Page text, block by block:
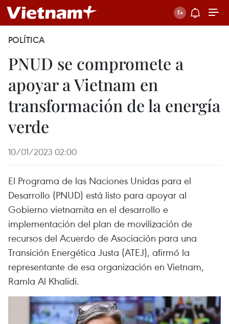
POLÍTICA
PNUD se compromete a
apoyar a Vietnam en
transformación de la energía
verde
10/01/2023 02:00
El Programa de las Naciones Unidas para el
Desarrollo (PNUD) está listo para apoyar al
Gobierno vietnamita en el desarrollo e
implementación del plan de movilización de
recursos del Acuerdo de Asociación para una
Transición Energética Justa (ATEJ), afirmó la
representante de esa organización en Vietnam,
Ramla Al Khalidi.